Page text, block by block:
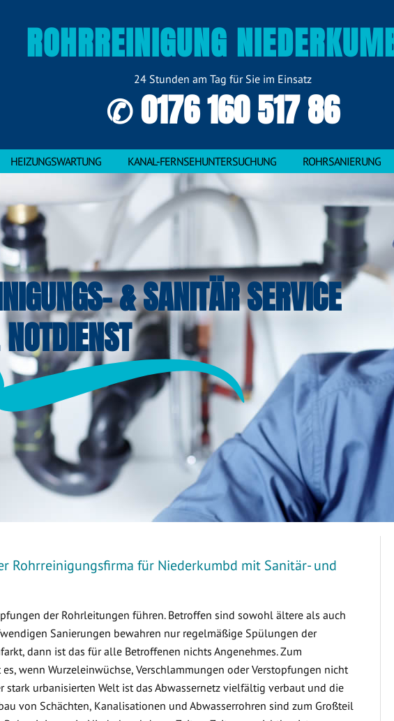
ROHRREINIGUNG
24 Stunden am Tag für Sie im Einsatz
✆ 0176 160 517 86
HEIZUNGSWARTUNG KANAL-FERNSEHUNTERSUCHUNG ROHRSANIERUNG
& SANITÄR SERVICE
Rohrreinigungsfirma für Niederkumbd mit Sanitär- und
der Rohrleitungen führen. Betroffen sind sowohl ältere als auch
Sanierungen bewahren nur regelmäßige Spülungen der
dann ist das für alle Betroffenen nichts Angenehmes. Zum
wenn Wurzeleinwüchse, Verschlammungen oder Verstopfungen nicht
stark urbanisierten Welt ist das Abwassernetz vielfältig verbaut und die
von Schächten, Kanalisationen und Abwasserrohren sind zum Großteil